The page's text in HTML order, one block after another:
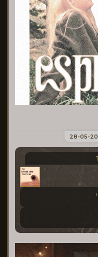
28-05-